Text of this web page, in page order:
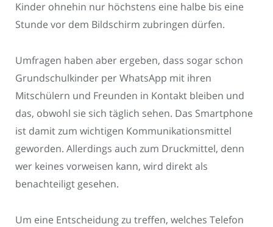
Kinder ohnehin nur höchstens eine halbe bis eine
Stunde vor dem Bildschirm zubringen dürfen.
Umfragen haben aber ergeben, dass sogar schon
Grundschulkinder per WhatsApp mit ihren
Mitschülern und Freunden in Kontakt bleiben und
das, obwohl sie sich täglich sehen. Das Smartphone
ist damit zum wichtigen Kommunikationsmittel
geworden. Allerdings auch zum Druckmittel, denn
wer keines vorweisen kann, wird direkt als
benachteiligt gesehen.
Um eine Entscheidung zu treffen, welches Telefon